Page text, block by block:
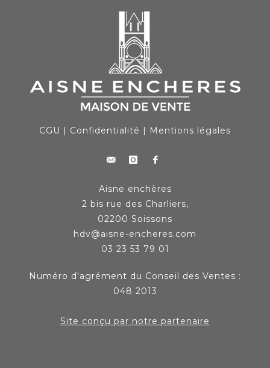
CGU | Confidentialité | Mentions légales
Aisne enchères
2 bis rue des Charliers,
02200 Soissons
hdv@aisne-encheres.com
03 23 53 79 01
Numéro d'agrément du Conseil des Ventes :
048 2013
Site conçu par notre partenaire